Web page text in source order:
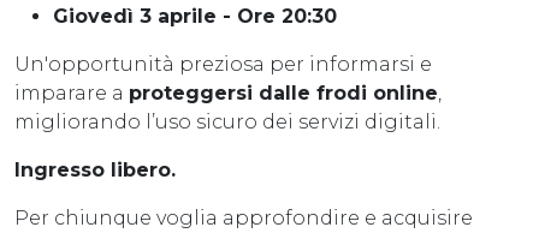
Giovedì 3 aprile - Ore 20:30
Un'opportunità preziosa per informarsi e
imparare a proteggersi dalle frodi online
migliorando l’uso sicuro dei servizi digitali.
Ingresso libero.
Per chiunque voglia approfondire e acquisire